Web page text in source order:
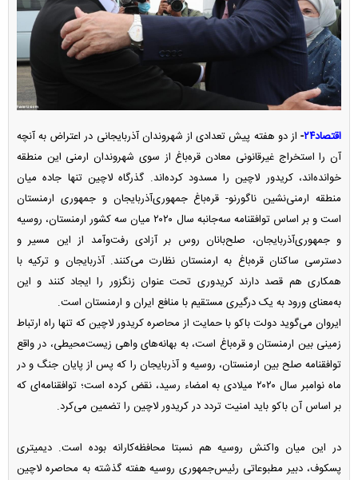
اقتصاد۲۴ - از دو هفته پیش تعدادی از شهروندان آذربایجانی در اعتراض به آنچه
آن را استخراج غیرقانونی معادن قره‌باغ از سوی شهروندان ارمنی این منطقه
خوانده‌اند، کریدور لاچین را مسدود کرده‌اند. گذرگاه لاچین تنها جاده میان
منطقه ارمنی‌نشین ناگورنو- قره‌باغ جمهوری‌آذربایجان و جمهوری ارمنستان
است و بر اساس توافقنامه سه‌جانبه سال ۲۰۲۰ میان سه کشور ارمنستان، روسیه
و جمهوری‌آذربایجان، صلح‌بانان روس بر آزادی رفت‌و‌آمد از این مسیر و
دسترسی ساکنان قره‌باغ به ارمنستان نظارت می‌کنند. آذربایجان و ترکیه با
همکاری هم قصد دارند کریدوری تحت عنوان زنگزور را ایجاد کنند و این
به‌معنای ورود به یک درگیری مستقیم با منافع ایران و ارمنستان است.
ایروان می‌گوید دولت باکو با حمایت از محاصره کریدور لاچین که تنها راه ارتباط
زمینی بین ارمنستان و قره‌باغ است، به بهانه‌های واهی زیست‌محیطی، در واقع
توافقنامه صلح بین ارمنستان، روسیه و آذربایجان را که پس از پایان جنگ و در
ماه نوامبر سال ۲۰۲۰ میلادی به امضاء رسید، نقض کرده است؛ توافقنامه‌ای که
بر اساس آن باکو باید امنیت تردد در کریدور لاچین را تضمین می‌کرد.
در این میان واکنش روسیه هم نسبتا محافظه‌کارانه بوده است. دیمیتری
پسکوف، دبیر مطبوعاتی رئیس‌جمهوری روسیه هفته گذشته به محاصره لاچین